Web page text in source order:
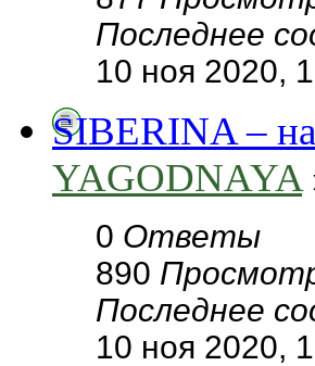
Последнее
10 ноя 2020,
SIBERINA –
YAGODNAYA
0 Ответы
890
Последнее
10 ноя 2020,